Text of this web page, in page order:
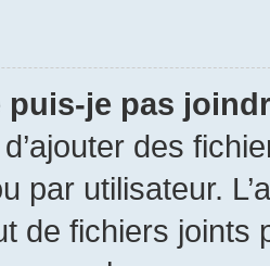
puis-je pas
des
par utilisateur.
de fichiers